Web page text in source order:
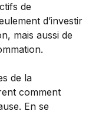
de
d’investir
mais aussi de
de la
comment
En se